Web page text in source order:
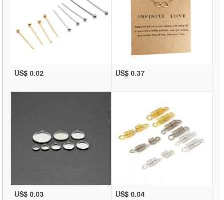
US$ 0.02 US$ 0.37
US$ 0.03 US$ 0.04